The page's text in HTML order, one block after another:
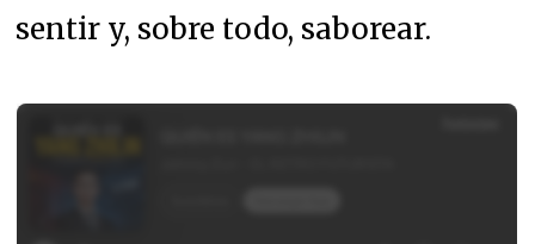
sentir y, sobre todo, saborear.